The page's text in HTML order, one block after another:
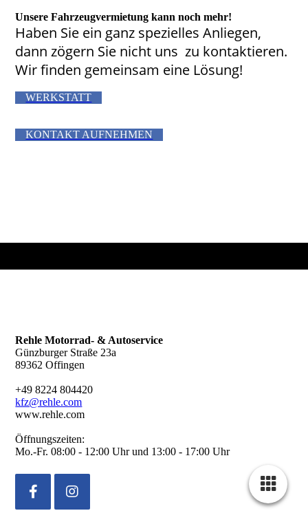
Unsere Fahrzeug­vermietung kann noch mehr!
Haben Sie ein ganz spezielles Anliegen,
dann zögern Sie nicht uns zu kontaktieren.
Wir finden gemeinsam eine Lösung!
WERKSTATT
KONTAKT AUFNEHMEN
Rehle Motorrad- & Autoservice
Günzburger Straße 23a
89362 Offingen
+49 8224 804420
kfz@rehle.com
www.rehle.com
Öffnungszeiten:
Mo.-Fr. 08:00 - 12:00 Uhr und 13:00 - 17:00 Uhr